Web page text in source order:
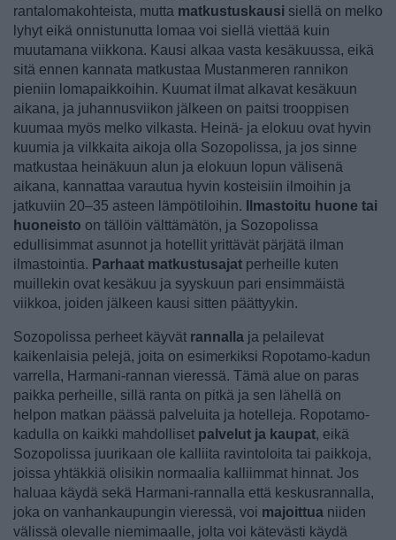
rantalomakohteista, mutta matkustuskausi siellä on melko
lyhyt eikä onnistunutta lomaa voi siellä viettää kuin
muutamana viikkona. Kausi alkaa vasta kesäkuussa, eikä
sitä ennen kannata matkustaa Mustanmeren rannikon
pieniin lomapaikkoihin. Kuumat ilmat alkavat kesäkuun
aikana, ja juhannusviikon jälkeen on paitsi trooppisen
kuumaa myös melko vilkasta. Heinä- ja elokuu ovat hyvin
kuumia ja vilkkaita aikoja olla Sozopolissa, ja jos sinne
matkustaa heinäkuun alun ja elokuun lopun välisenä
aikana, kannattaa varautua hyvin kosteisiin ilmoihin ja
jatkuviin 20–35 asteen lämpötiloihin.
Ilmastoitu huone tai
huoneisto on tällöin välttämätön, ja Sozopolissa
edullisimmat asunnot ja hotellit yrittävät pärjätä ilman
ilmastointia. Parhaat matkustusajat perheille kuten
muillekin ovat kesäkuu ja syyskuun pari ensimmäistä
viikkoa, joiden jälkeen kausi sitten päättyykin.
Sozopolissa perheet käyvät rannalla ja pelailevat
kaikenlaisia pelejä, joita on esimerkiksi Ropotamo-kadun
varrella, Harmani-rannan vieressä. Tämä alue on paras
paikka perheille, sillä ranta on pitkä ja sen lähellä on
helpon matkan päässä palveluita ja hotelleja. Ropotamo-
kadulla on kaikki mahdolliset palvelut ja kaupat, eikä
Sozopolissa juurikaan ole kalliita ravintoloita tai paikkoja,
joissa yhtäkkiä olisikin normaalia kalliimmat hinnat. Jos
haluaa käydä sekä Harmani-rannalla että keskusrannalla,
joka on vanhankaupungin vieressä, voi majoittua niiden
välissä olevalle niemimaalle, jolta voi kätevästi käydä